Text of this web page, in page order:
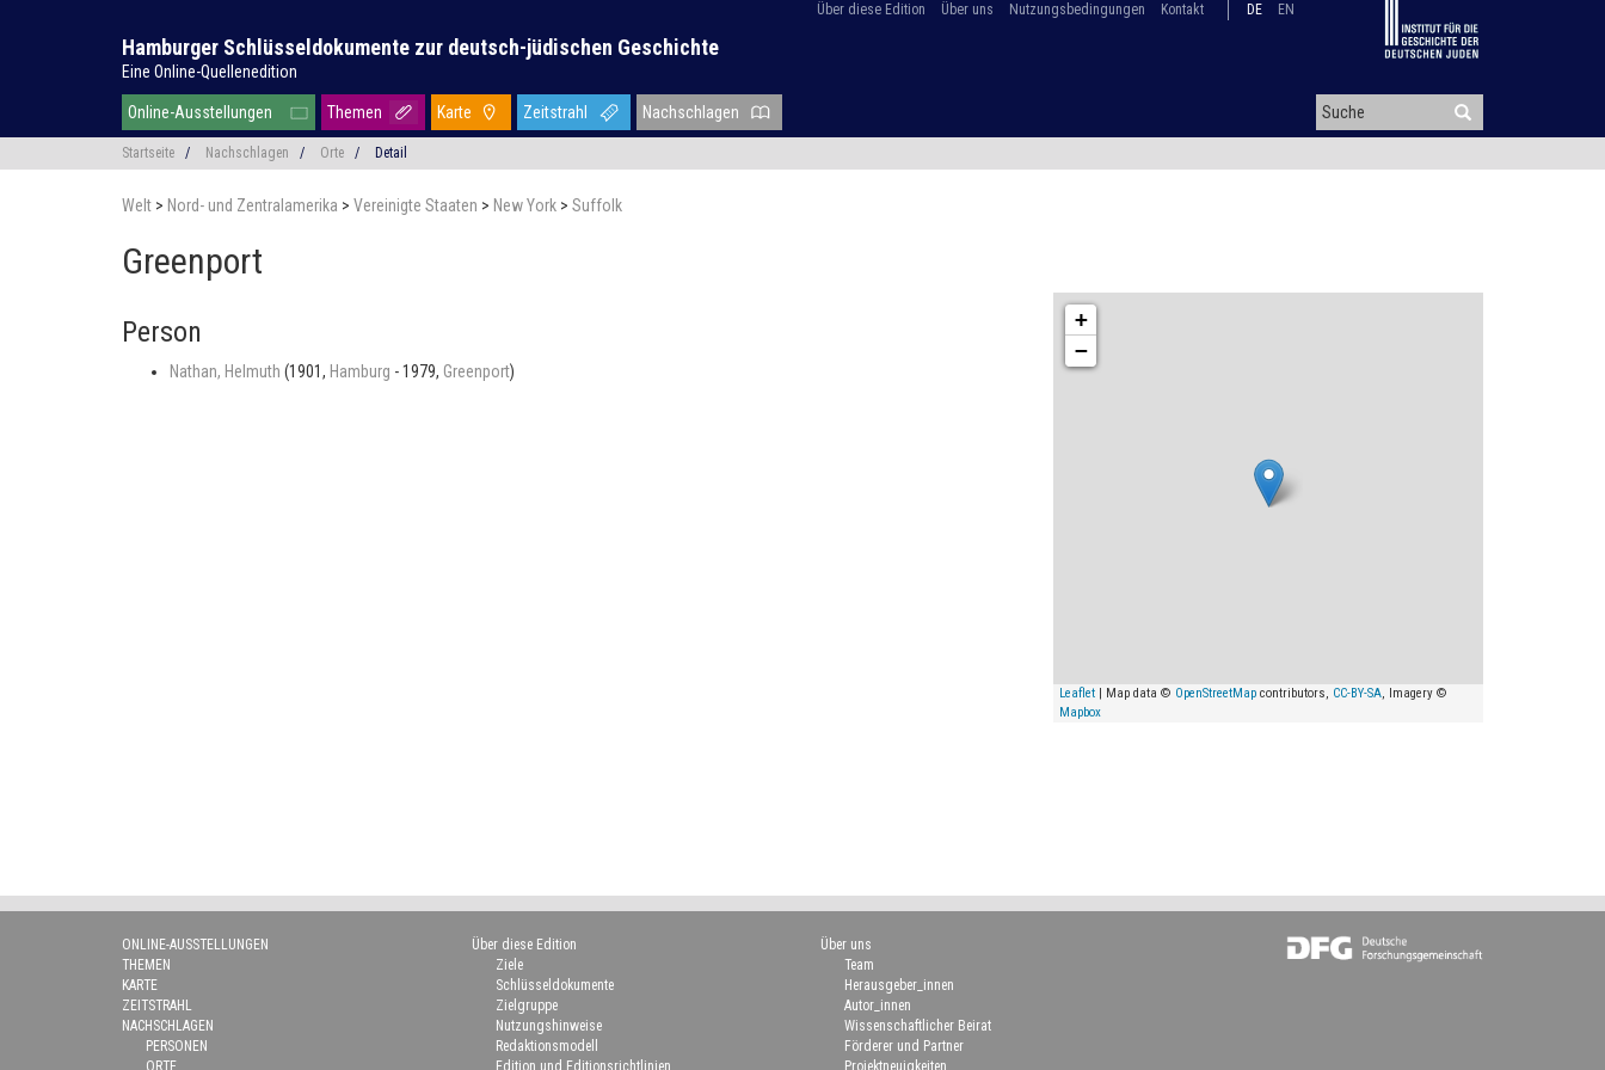
Über diese Edition Über uns Nutzungsbedingungen Kontakt DE EN
Hamburger Schlüsseldokumente zur deutsch-jüdischen Geschichte
Eine Online-Quellenedition
Online-Ausstellungen Themen Karte Zeitstrahl Nachschlagen
Startseite / Nachschlagen / Orte / Detail
Welt > Nord- und Zentralamerika > Vereinigte Staaten > New York > Suffolk
Greenport
Person
Nathan, Helmuth (1901, Hamburg - 1979, Greenport)
+
−
Leaflet | Map data © OpenStreetMap contributors, CC-BY-SA, Imagery ©
Mapbox
ONLINE-AUSSTELLUNGEN
THEMEN
KARTE
ZEITSTRAHL
NACHSCHLAGEN
PERSONEN
ORTE
Über diese Edition
Ziele
Schlüsseldokumente
Zielgruppe
Nutzungshinweise
Redaktionsmodell
Edition und Editionsrichtlinien
Über uns
Team
Herausgeber_innen
Autor_innen
Wissenschaftlicher Beirat
Förderer und Partner
Projektneuigkeiten